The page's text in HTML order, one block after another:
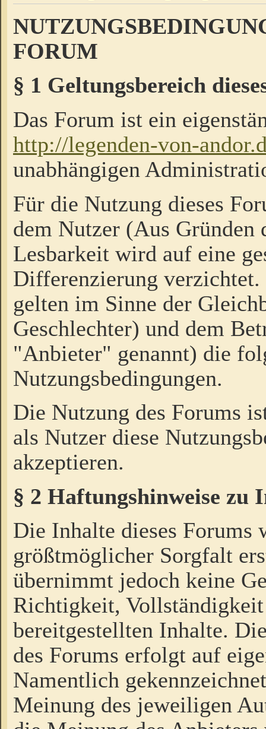
FORUM
§ 1 Geltungsbereich
Das Forum ist ein
http://legenden-von-
unabhängigen
Für die Nutzung dieses
dem Nutzer (Aus Gründen
Lesbarkeit wird auf eine
Differenzierung
gelten im Sinne der
Geschlechter) und dem
"Anbieter" genannt) die
Nutzungsbedingungen.
Die Nutzung des Forums
als Nutzer diese
akzeptieren.
§ 2 Haftungshinweise zu
Die Inhalte dieses Forums
größtmöglicher Sorgfalt
übernimmt jedoch keine
Richtigkeit,
bereitgestellten Inhalte.
des Forums erfolgt auf
Namentlich
Meinung des jeweiligen